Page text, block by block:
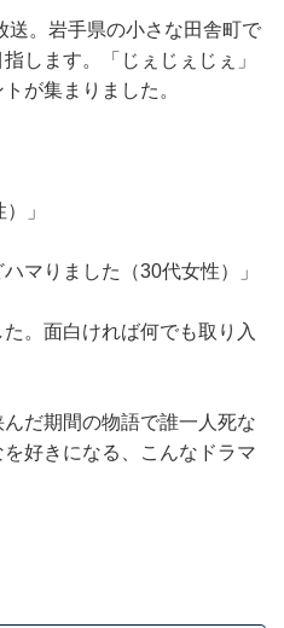
。岩手県の小さな田舎町で
します。「じぇじぇじぇ」
が集まりました。
」
マりました（30代女性）」
。面白ければ何でも取り入
だ期間の物語で誰一人死な
好きになる、こんなドラマ